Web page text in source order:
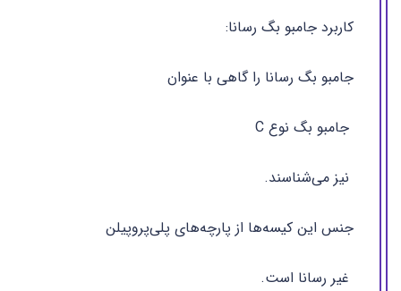
کاربرد جامبو بگ رسانا:
جامبو بگ رسانا را گاهی با عنوان
جامبو بگ نوع C
نیز می‌شناسند.
جنس این کیسه‌ها از پارچه‌های پلی‌پروپیلن
غیر رسانا است.